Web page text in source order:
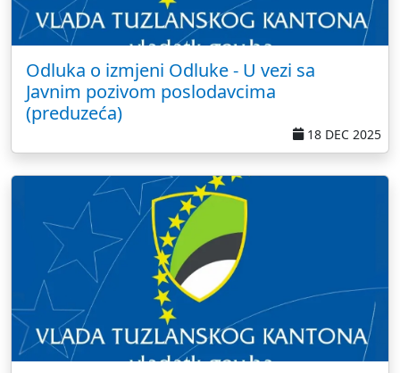
Odluka o izmjeni Odluke - U vezi sa
Javnim pozivom poslodavcima
(preduzeća)
18 DEC 2025